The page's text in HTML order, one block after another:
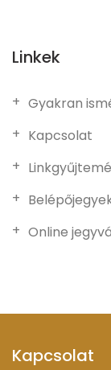
Linkek
Gyakran
Kapcsolat
Online
Kapcsolat